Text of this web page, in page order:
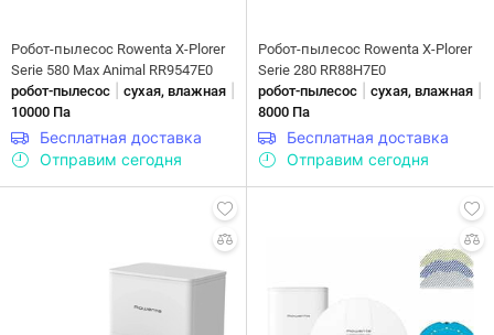
Робот-пылесос Rowenta X-Plorer
Serie 580 Max Animal RR9547E0
робот-пылесос
сухая, влажная
10000 Па
Бесплатная доставка
Отправим сегодня
Робот-пылесос Rowenta X-Plorer
Serie 280 RR88H7E0
робот-пылесос
сухая, влажная
8000 Па
Бесплатная доставка
Отправим сегодня